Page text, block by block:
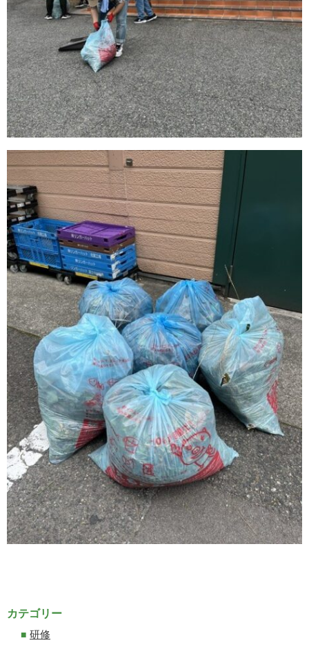
カテゴリー
研修